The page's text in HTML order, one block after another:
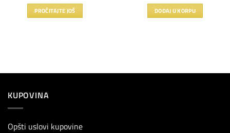
PROČITAJTE JOŠ DODAJ U KORPU
KUPOVINA
Opšti uslovi kupovine